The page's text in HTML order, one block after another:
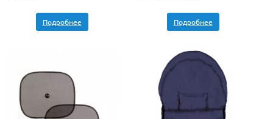
Подробнее Подробнее